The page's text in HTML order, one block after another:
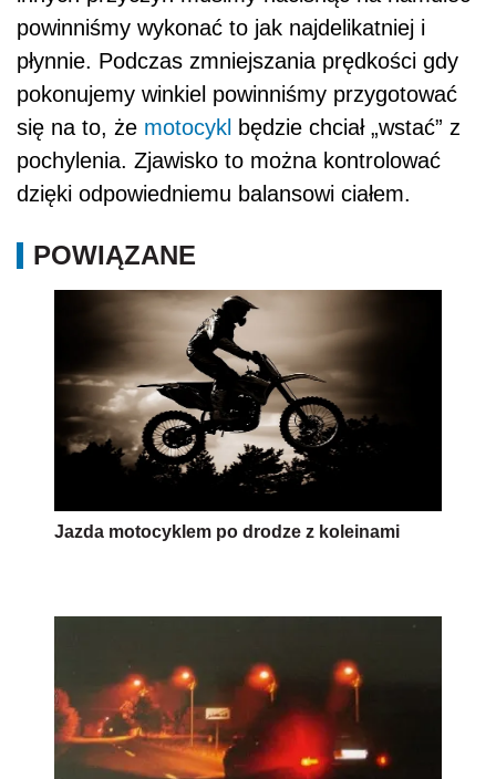
powinniśmy wykonać to jak najdelikatniej i
płynnie. Podczas zmniejszania prędkości gdy
pokonujemy winkiel powinniśmy przygotować
się na to, że motocykl będzie chciał „wstać” z
pochylenia. Zjawisko to można kontrolować
dzięki odpowiedniemu balansowi ciałem.
POWIĄZANE
Jazda motocyklem po drodze z koleinami